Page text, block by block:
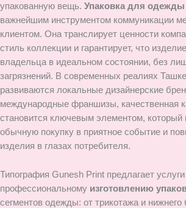
упакованную вещь. Упаковка для одежды
важнейшим инструментом коммуникации
клиентом. Она транслирует ценности
стиль коллекции и гарантирует, что
владельца в идеальном состоянии, без
загрязнений. В современных реалиях
развиваются локальные дизайнерские
международные франшизы, качественная
становится ключевым элементом, который
обычную покупку в приятное событие и
изделия в глазах потребителя.
Типография Gunesh Print предлагает
профессиональному изготовлению
сегментов одежды: от трикотажа и нижнего